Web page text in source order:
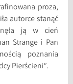
proza,
autorce stanąć
ją w cień
Strange i Pan
poznania
Pierścieni”.